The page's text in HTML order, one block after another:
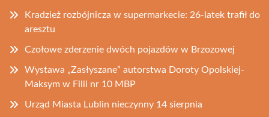
Kradzież rozbójnicza w supermarkecie: 26-latek trafił do
aresztu
Czołowe zderzenie dwóch pojazdów w Brzozowej
Wystawa „Zasłyszane” autorstwa Doroty Opolskiej-
Maksym w Filii nr 10 MBP
Urząd Miasta Lublin nieczynny 14 sierpnia